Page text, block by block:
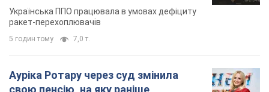
Українська ППО працювала в умовах дефіциту
ракет-перехоплювачів
5 годин тому 7,0 т.
Ауріка Ротару через суд змінила